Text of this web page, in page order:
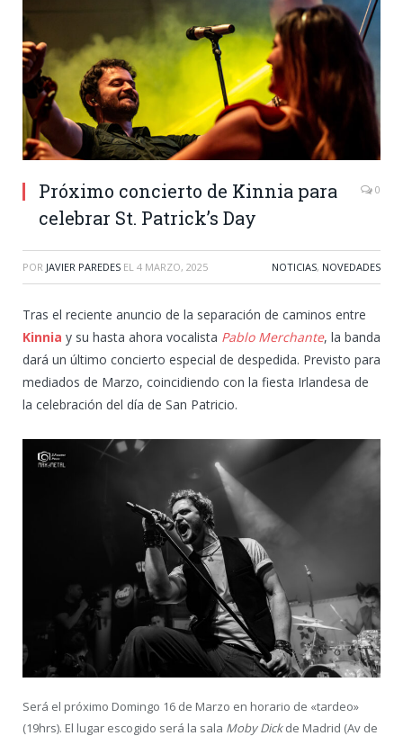
Próximo concierto de Kinnia para
celebrar St. Patrick’s Day
0
POR JAVIER PAREDES EL 4 MARZO, 2025 NOTICIAS, NOVEDADES
Tras el reciente anuncio de la separación de caminos entre
Kinnia y su hasta ahora vocalista Pablo Merchante, la banda
dará un último concierto especial de despedida. Previsto para
mediados de Marzo, coincidiendo con la fiesta Irlandesa de
la celebración del día de San Patricio.
Será el próximo Domingo 16 de Marzo en horario de «tardeo»
(19hrs). El lugar escogido será la sala Moby Dickde Madrid (Av de